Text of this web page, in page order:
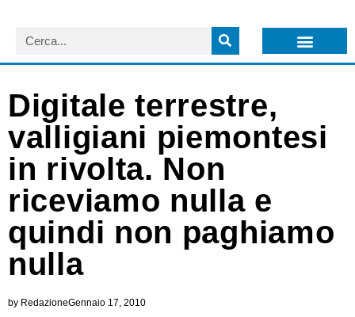
Digitale terrestre,
valligiani piemontesi
in rivolta. Non
riceviamo nulla e
quindi non paghiamo
nulla
by RedazioneGennaio 17, 2010